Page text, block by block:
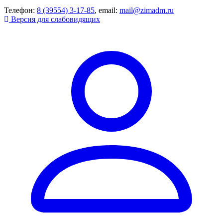
Телефон: 8 (39554) 3-17-85, email: mail@zimadm.ru
Версия для слабовидящих